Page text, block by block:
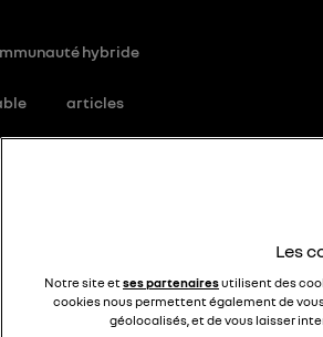
hybride
articles
Tech full hybrid
Open R link : "
Allain78114
Les
Notre site etses partenairesutilisent des
cookies nous permettent également de
géolocalisés, et de vous laisser